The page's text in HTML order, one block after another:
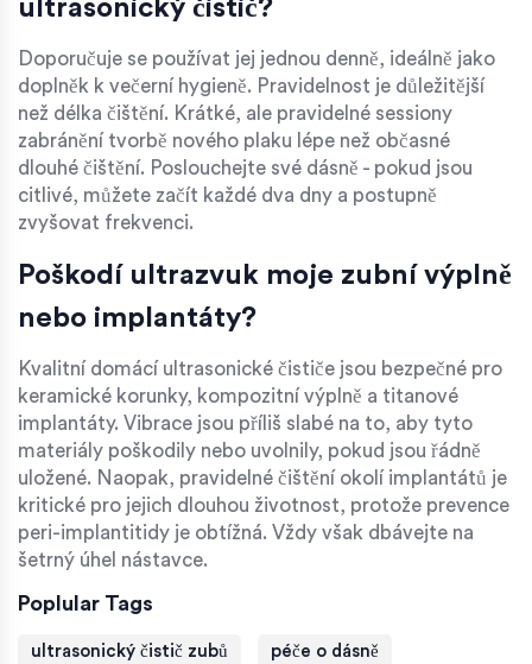
ultrasonický čistič?
Doporučuje se používat jej jednou denně, ideálně jako
doplněk k večerní hygieně. Pravidelnost je důležitější
než délka čištění. Krátké, ale pravidelné sessiony
zabránění tvorbě nového plaku lépe než občasné
dlouhé čištění. Poslouchejte své dásně - pokud jsou
citlivé, můžete začít každé dva dny a postupně
zvyšovat frekvenci.
Poškodí ultrazvuk moje zubní výplně
nebo implantáty?
Kvalitní domácí ultrasonické čističe jsou bezpečné pro
keramické korunky, kompozitní výplně a titanové
implantáty. Vibrace jsou příliš slabé na to, aby tyto
materiály poškodily nebo uvolnily, pokud jsou řádně
uložené. Naopak, pravidelné čištění okolí implantátů je
kritické pro jejich dlouhou životnost, protože prevence
peri-implantitidy je obtížná. Vždy však dbávejte na
šetrný úhel nástavce.
Poplular Tags
ultrasonický čistič zubů péče o dásně